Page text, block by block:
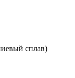
сплав)